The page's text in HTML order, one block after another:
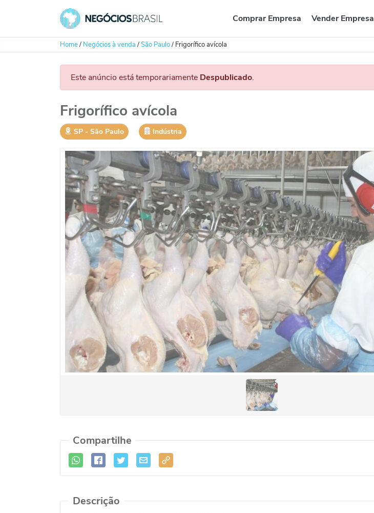
Comprar Empresa Vender Empresa
Home/ Negócios à venda/São Paulo/ Frigorífico avícola
Este anúncio está temporariamente Despublicado.
Frigorífico avícola
SP ‐ São Paulo Indústria
Compartilhe
Descrição